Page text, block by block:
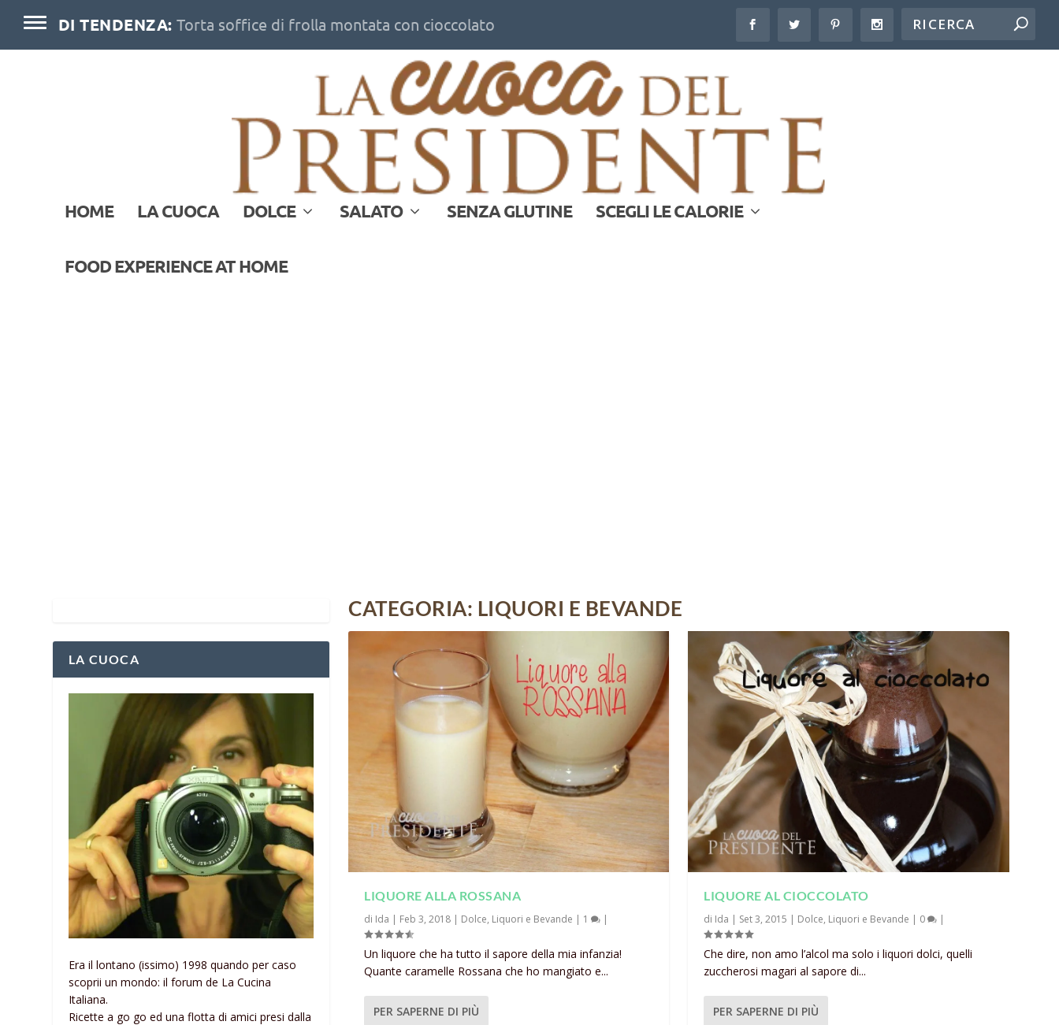
DI TENDENZA: Torta soffice di frolla montata con cioccolato
HOME LA CUOCA DOLCE SALATO SENZA GLUTINE SCEGLI LE CALORIE
FOOD EXPERIENCE AT HOME
CATEGORIA: LIQUORI E BEVANDE
LIQUORE ALLA ROSSANA
di Ida | Feb 3, 2018 | Dolce, Liquori e Bevande | 1 |
Un liquore che ha tutto il sapore della mia infanzia!
Quante caramelle Rossana che ho mangiato e...
PER SAPERNE DI PIÙ
LIQUORE AL CIOCCOLATO
di Ida | Set 3, 2015 | Dolce, Liquori e Bevande | 0 |
Che dire, non amo l’alcol ma solo i liquori dolci, quelli
zuccherosi magari al sapore di...
PER SAPERNE DI PIÙ
LA CUOCA
Era il lontano (issimo) 1998 quando per caso
scoprii un mondo: il forum de La Cucina
Italiana.
Ricette a go go ed una flotta di amici presi dalla